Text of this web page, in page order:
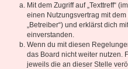
Mit dem Zugriff auf „Texttreff“
einen Nutzungsvertrag mit
„Betreiber“) und erklärst dich
einverstanden.
Wenn du mit diesen
das Board nicht weiter nutzen.
jeweils die an dieser Stelle